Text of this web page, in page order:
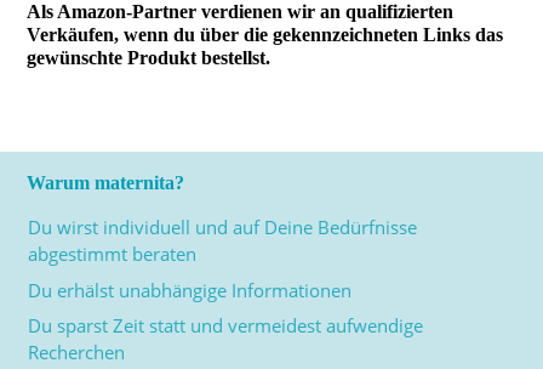
Als Amazon-Partner verdienen wir an qualifizierten
Verkäufen, wenn du über die gekennzeichneten Links das
gewünschte Produkt bestellst.
Warum maternita?
Du wirst individuell und auf Deine Bedürfnisse
abgestimmt beraten
Du erhälst unabhängige Informationen
Du sparst Zeit statt und vermeidest aufwendige
Recherchen